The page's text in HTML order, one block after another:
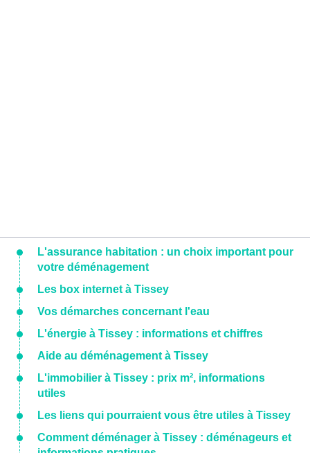
L'assurance habitation : un choix important pour
votre déménagement
Les box internet à Tissey
Vos démarches concernant l'eau
L'énergie à Tissey : informations et chiffres
Aide au déménagement à Tissey
L'immobilier à Tissey : prix m², informations
utiles
Les liens qui pourraient vous être utiles à Tissey
Comment déménager à Tissey : déménageurs et